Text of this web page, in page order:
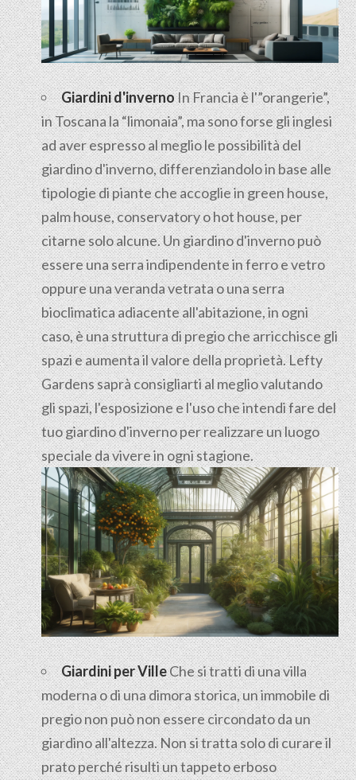
Giardini d'invernoIn Francia è l'”orangerie”,
in Toscana la “limonaia”, ma sono forse gli inglesi
ad aver espresso al meglio le possibilità del
giardino d'inverno, differenziandolo in base alle
tipologie di piante che accoglie in green house,
palm house, conservatory o hot house, per
citarne solo alcune. Un giardino d'inverno può
essere una serra indipendente in ferro e vetro
oppure una veranda vetrata o una serra
bioclimatica adiacente all'abitazione, in ogni
caso, è una struttura di pregio che arricchisce gli
spazi e aumenta il valore della proprietà. Lefty
Gardens saprà consigliarti al meglio valutando
gli spazi, l'esposizione e l'uso che intendi fare del
tuo giardino d'inverno per realizzare un luogo
speciale da vivere in ogni stagione.
Giardini per VilleChe si tratti di una villa
moderna o di una dimora storica, un immobile di
pregio non può non essere circondato da un
giardino all'altezza. Non si tratta solo di curare il
prato perché risulti un tappeto erboso